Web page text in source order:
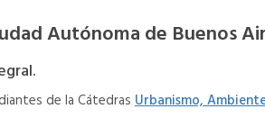
Autónoma de Buenos
de la Cátedras Urbanismo,